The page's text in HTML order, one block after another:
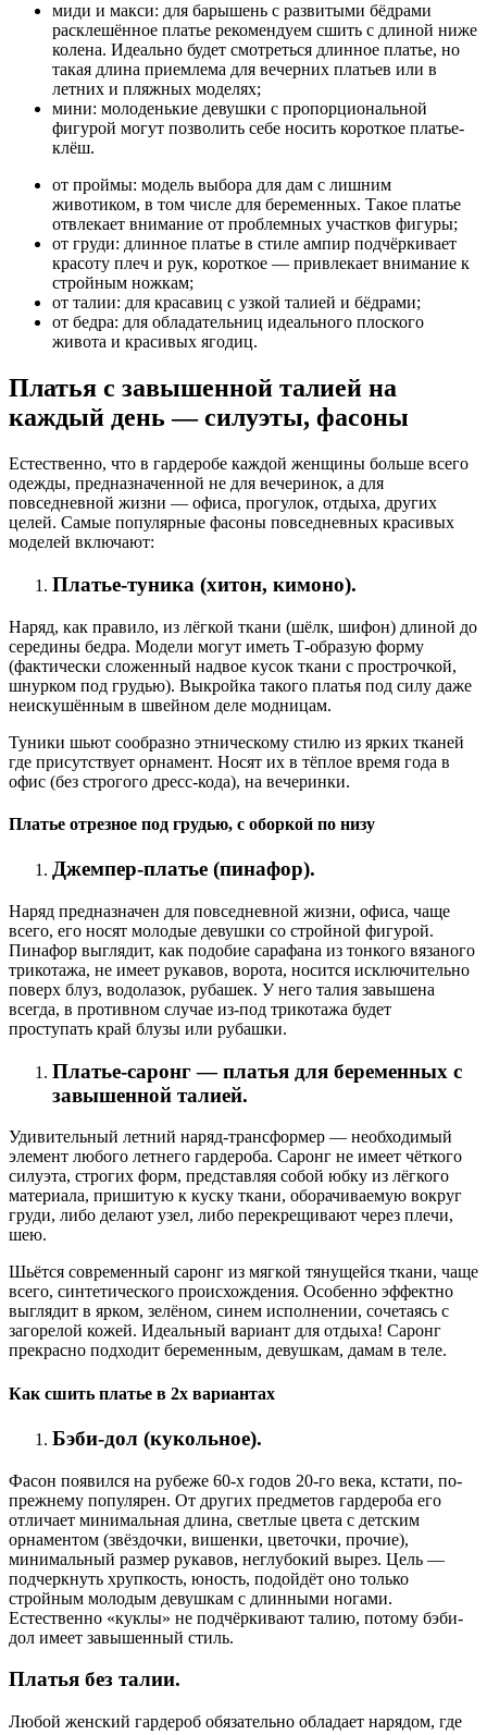
миди и макси: для барышень с развитыми бёдрами
расклешённое платье рекомендуем сшить с длиной ниже
колена. Идеально будет смотреться длинное платье, но
такая длина приемлема для вечерних платьев или в
летних и пляжных моделях;
мини: молоденькие девушки с пропорциональной
фигурой могут позволить себе носить короткое платье-
клёш.
от проймы: модель выбора для дам с лишним
животиком, в том числе для беременных. Такое платье
отвлекает внимание от проблемных участков фигуры;
от груди: длинное платье в стиле ампир подчёркивает
красоту плеч и рук, короткое — привлекает внимание к
стройным ножкам;
от талии: для красавиц с узкой талией и бёдрами;
от бедра: для обладательниц идеального плоского
живота и красивых ягодиц.
Платья с завышенной талией на
каждый день — силуэты, фасоны
Естественно, что в гардеробе каждой женщины больше всего
одежды, предназначенной не для вечеринок, а для
повседневной жизни — офиса, прогулок, отдыха, других
целей. Самые популярные фасоны повседневных красивых
моделей включают:
Платье-туника (хитон, кимоно).
Наряд, как правило, из лёгкой ткани (шёлк, шифон) длиной до
середины бедра. Модели могут иметь Т-образую форму
(фактически сложенный надвое кусок ткани с прострочкой,
шнурком под грудью). Выкройка такого платья под силу даже
неискушённым в швейном деле модницам.
Туники шьют сообразно этническому стилю из ярких тканей
где присутствует орнамент. Носят их в тёплое время года в
офис (без строгого дресс-кода), на вечеринки.
Платье отрезное под грудью, с оборкой по низу
Джемпер-платье (пинафор).
Наряд предназначен для повседневной жизни, офиса, чаще
всего, его носят молодые девушки со стройной фигурой.
Пинафор выглядит, как подобие сарафана из тонкого вязаного
трикотажа, не имеет рукавов, ворота, носится исключительно
поверх блуз, водолазок, рубашек. У него талия завышена
всегда, в противном случае из-под трикотажа будет
проступать край блузы или рубашки.
Платье-саронг — платья для беременных с
завышенной талией.
Удивительный летний наряд-трансформер — необходимый
элемент любого летнего гардероба. Саронг не имеет чёткого
силуэта, строгих форм, представляя собой юбку из лёгкого
материала, пришитую к куску ткани, оборачиваемую вокруг
груди, либо делают узел, либо перекрещивают через плечи,
шею.
Шьётся современный саронг из мягкой тянущейся ткани, чаще
всего, синтетического происхождения. Особенно эффектно
выглядит в ярком, зелёном, синем исполнении, сочетаясь с
загорелой кожей. Идеальный вариант для отдыха! Саронг
прекрасно подходит беременным, девушкам, дамам в теле.
Как сшить платье в 2х вариантах
Бэби-дол (кукольное).
Фасон появился на рубеже 60-х годов 20-го века, кстати, по-
прежнему популярен. От других предметов гардероба его
отличает минимальная длина, светлые цвета с детским
орнаментом (звёздочки, вишенки, цветочки, прочие),
минимальный размер рукавов, неглубокий вырез. Цель —
подчеркнуть хрупкость, юность, подойдёт оно только
стройным молодым девушкам с длинными ногами.
Естественно «куклы» не подчёркивают талию, потому бэби-
дол имеет завышенный стиль.
Платья без талии.
Любой женский гардероб обязательно обладает нарядом, где